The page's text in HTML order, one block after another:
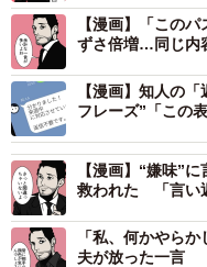
【漫画】「この
ずさ倍増…同じ内
【漫画】知人の
フレーズ”「この
【漫画】“嫌味”
救われた 「言い
「私、何かやら
夫が放った一言